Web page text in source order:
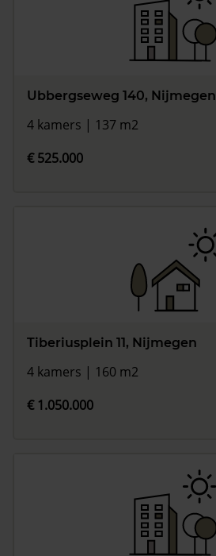
Ubbergseweg 140, Nijmegen
4 kamers | 137 m2
€ 525.000
Tiberiusplein 11, Nijmegen
4 kamers | 160 m2
€ 1.050.000